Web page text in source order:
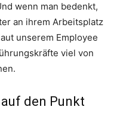
wenn man bedenkt,
an ihrem Arbeitsplatz
unserem Employee
viel von
den Punkt